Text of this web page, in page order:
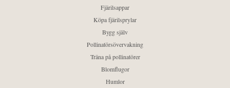
Fjärilsappar
Köpa fjärilsprylar
Bygg själv
Pollinatörsövervakning
Träna på pollinatörer
Blomflugor
Humlor